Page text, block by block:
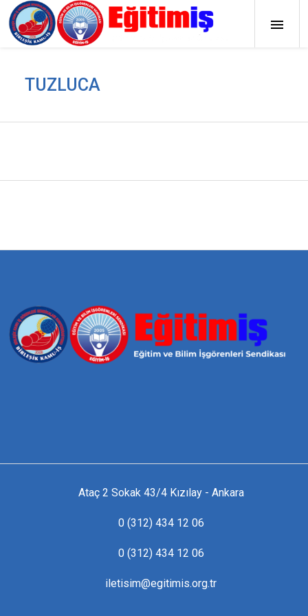
TUZLUCA
Ataç 2 Sokak 43/4 Kızılay - Ankara
0 (312) 434 12 06
0 (312) 434 12 06
iletisim@egitimis.org.tr